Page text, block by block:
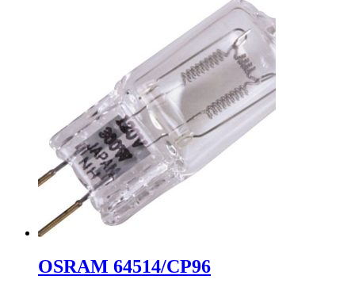
OSRAM 64514/CP96